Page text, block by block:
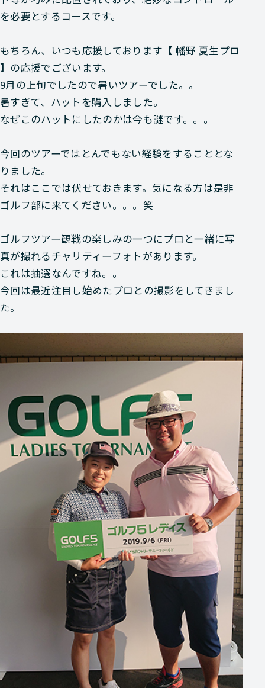
を必要とするコースです。
もちろん、いつも応援しております【 幡野 夏生プロ
】の応援でございます。
9月の上旬でしたので暑いツアーでした。。
暑すぎて、ハットを購入しました。
なぜこのハットにしたのかは今も謎です。。。
今回のツアーではとんでもない経験をすることとな
りました。
それはここでは伏せておきます。気になる方は是非
ゴルフ部に来てください。。。笑
ゴルフツアー観戦の楽しみの一つにプロと一緒に写
真が撮れるチャリティーフォトがあります。
これは抽選なんですね。。
今回は最近注目し始めたプロとの撮影をしてきまし
た。